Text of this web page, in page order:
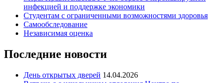
инфекцией и поддержке экономики
Студентам с ограниченными возможностями здоровья
Самообследование
Независимая оценка
Последние новости
День открытых дверей 14.04.2026